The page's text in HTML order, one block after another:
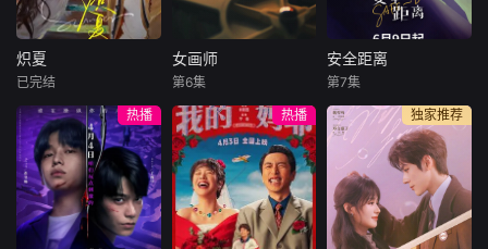
步步设局加害，危
机四伏。身陷绝境
的叶问既要对抗层
层杀机，更需寻证
局洗去冤
熟睡中被人侵犯；
赌鬼租客严午（邱
泽 饰）满身血污，
谎编踪迹藏匿尸
静、不起眼的居民
楼里，每
简奥伟（周润发
饰）寻求协助，开
启了一份1994年的
神秘档案。
炽夏
赵英博
每天 更2该剧改编
自甜醋鱼的小说
《坠落》。看似外
表乖巧实则敢爱敢
恨的学霸周挽（包
炽夏
已完结
女画师
陈名豪
类型：古装爱情、
职场创业 播出
平台：湖南卫视、
芒果TV 出品
方：芒果TV、大芒
女画师
第6集
安全距离
王嘉浩
文物修复师姜寻意
外卷入间谍案件，
成为国安干警沈殊
途的调查对象， 在
间谍迷局与国家使
安全距离
第7集
热播
热播 独家推荐